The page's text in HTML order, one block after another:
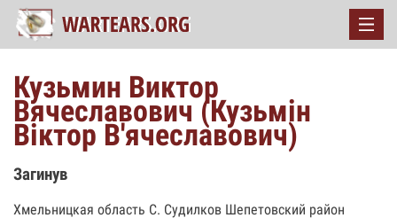
Кузьмин Виктор
Вячеславович (Кузьмін
Віктор В'ячеславович)
Загинув
Хмельницкая область С. Судилков Шепетовский район